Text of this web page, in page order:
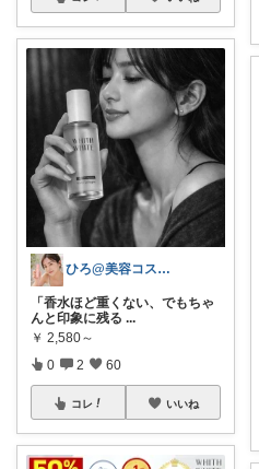
ひろ@美容コスメおすすめ専科🥹💖
「香水ほど重くない、でもちゃ
んと印象に残る ...
￥ 2,580～
0 2 60
コレ いいね